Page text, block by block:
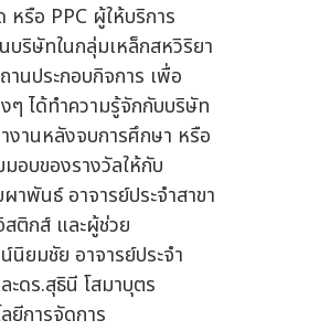
หรือ PPC ผู้ให้บริการ
บริษัทในกลุ่มเหล็กสหวิริยา
นประกอบกิจการ เพื่อ
ๆ ได้ทำความรู้จักกับบริษัท
งานหลังจบการศึกษา หรือ
อบของรางวัลให้กับ
พันธ์ อาจารย์ประจำสาขา
สติกส์ และผู้ช่วย
ยมชัย อาจารย์ประจำ
ะดร.สุธินี โสมาบุตร
ยีการจัดการ